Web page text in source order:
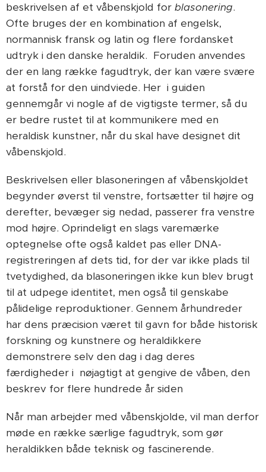
beskrivelsen af et våbenskjold for blasonering.
Ofte bruges der en kombination af engelsk,
normannisk fransk og latin og flere fordansket
udtryk i den danske heraldik. Foruden anvendes
der en lang række fagudtryk, der kan være svære
at forstå for den uindviede. Her i guiden
gennemgår vi nogle af de vigtigste termer, så du
er bedre rustet til at kommunikere med en
heraldisk kunstner, når du skal have designet dit
våbenskjold.
Beskrivelsen eller blasoneringen af våbenskjoldet
begynder øverst til venstre, fortsætter til højre og
derefter, bevæger sig nedad, passerer fra venstre
mod højre. Oprindeligt en slags varemærke
optegnelse ofte også kaldet pas eller DNA-
registreringen af dets tid, for der var ikke plads til
tvetydighed, da blasoneringen ikke kun blev brugt
til at udpege identitet, men også til genskabe
pålidelige reproduktioner. Gennem århundreder
har dens præcision været til gavn for både historisk
forskning og kunstnere og heraldikkere
demonstrere selv den dag i dag deres
færdigheder i nøjagtigt at gengive de våben, den
beskrev for flere hundrede år siden
Når man arbejder med våbenskjolde, vil man derfor
møde en række særlige fagudtryk, som gør
heraldikken både teknisk og fascinerende.